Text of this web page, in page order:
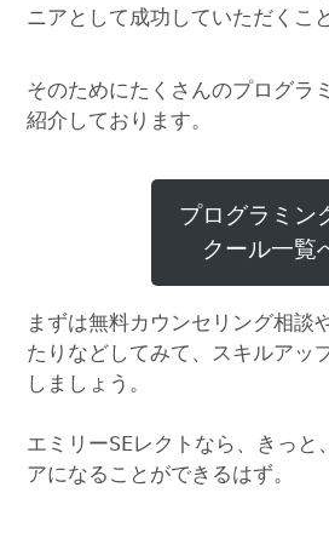
ニアとして成功していただくこと
そのためにたくさんのプログラ
紹介しております。
プログラミン
クール一覧
まずは無料カウンセリング相談
たりなどしてみて、スキルアッ
しましょう。
エミリーSEレクトなら、きっと
アになることができるはず。